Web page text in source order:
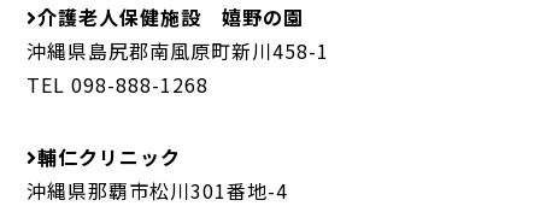
介護老人保健施設 嬉野の園
沖縄県島尻郡南風原町新川458-1
TEL 098-888-1268
輔仁クリニック
沖縄県那覇市松川301番地-4